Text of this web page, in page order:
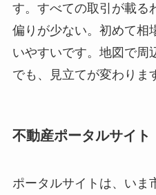
す。すべての取引が載る
偏りが少ない。初めて相
いやすいです。地図で周
でも、見立てが変わりま
不動産ポータルサイト
ポータルサイトは、いま